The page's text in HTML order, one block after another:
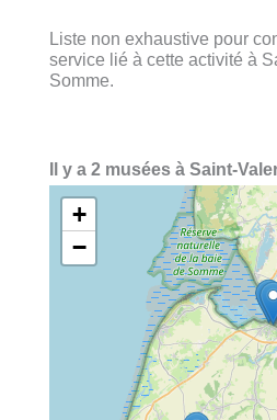
Liste non exhaustive pour
service lié à cette activité à
Somme.
Il y a 2 musées à Saint-
+
−